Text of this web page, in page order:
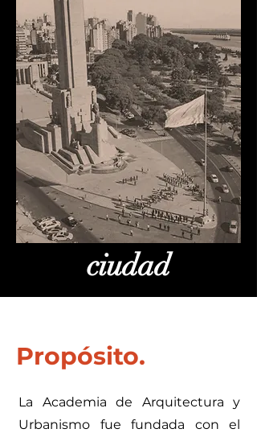
ciudad
Propósito.
La Academia de Arquitectura y
Urbanismo fue fundada con el